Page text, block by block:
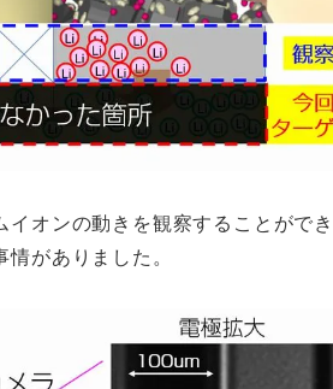
オンの動きを観察することがで
がありました。